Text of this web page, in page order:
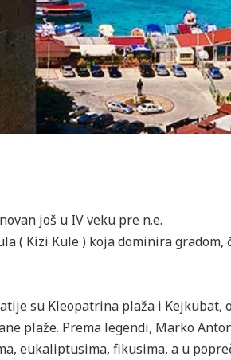
još u IV veku pre n.e.
( Kizi Kule ) koja dominira
su Kleopatrina plaža i Kejkubat,
plaže. Prema legendi, Marko
eukaliptusima, fikusima, a u